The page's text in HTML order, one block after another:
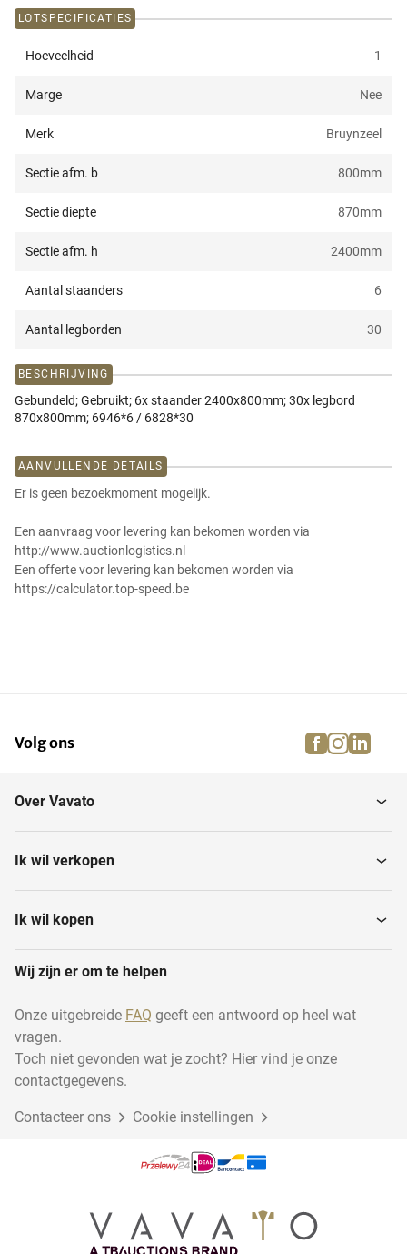
LOTSPECIFICATIES
Hoeveelheid 1
Marge Nee
Merk Bruynzeel
Sectie afm. b 800mm
Sectie diepte 870mm
Sectie afm. h 2400mm
Aantal staanders 6
Aantal legborden 30
BESCHRIJVING
Gebundeld; Gebruikt; 6x staander 2400x800mm; 30x legbord
870x800mm; 6946*6 / 6828*30
AANVULLENDE DETAILS
Er is geen bezoekmoment mogelijk.
Een aanvraag voor levering kan bekomen worden via
http://www.auctionlogistics.nl
Een offerte voor levering kan bekomen worden via
https://calculator.top-speed.be
Volg ons facebook
Over Vavato
Ik wil verkopen
Ik wil kopen
Wij zijn er om te helpen
Onze uitgebreide FAQ geeft een antwoord op heel wat
vragen.
Toch niet gevonden wat je zocht? Hier vind je onze
contactgegevens.
Contacteer ons Cookie instellingen